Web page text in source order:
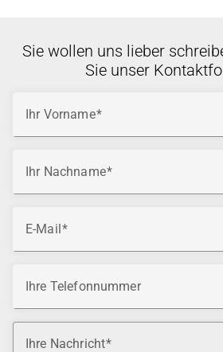
Sie wollen uns lieber
Sie unser
Ihr Vorname
Ihr Nachname
E-Mail
Ihre Telefonnummer
Ihre Nachricht